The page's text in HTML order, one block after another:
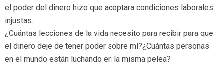
el poder del dinero hizo que aceptara condiciones laborales
injustas.
¿Cuántas lecciones de la vida necesito para recibir para que
el dinero deje de tener poder sobre mí?¿Cuántas personas
en el mundo están luchando en la misma pelea?